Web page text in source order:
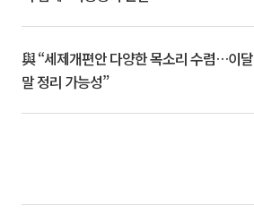
與 “세제개편안 다양한 목소리 수렴…이달
말 정리 가능성”